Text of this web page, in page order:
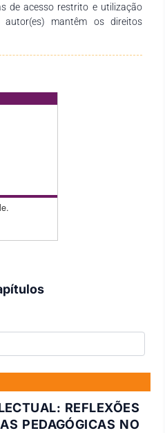
de acesso restrito e utilização
autor(es) mantêm os direitos
REFLEXÕES
PEDAGÓGICAS NO